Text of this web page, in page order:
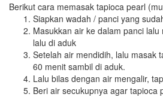
Berikut cara memasak tapioca pearl
Siapkan wadah / panci yang
Masukkan air ke dalam panci
lalu di aduk
Setelah air mendidih, lalu masak
60 menit sambil di aduk.
Lalu bilas dengan air mengalir,
Beri air secukupnya agar tapioca